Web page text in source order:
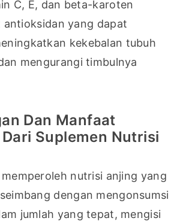
C, E, dan beta-karoten
antioksidan yang dapat
kekebalan tubuh
mengurangi timbulnya
Dan Manfaat
Suplemen Nutrisi
nutrisi anjing yang
dengan mengonsumsi
jumlah yang tepat, mengisi